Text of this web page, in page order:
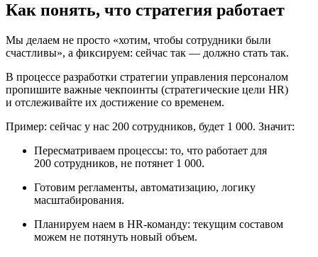
Как понять, что стратегия работает
Мы делаем не просто «хотим, чтобы сотрудники были
счастливы», а фиксируем: сейчас так — должно стать так.
В процессе разработки стратегии управления персоналом
пропишите важные чекпоинты (стратегические цели HR)
и отслеживайте их достижение со временем.
Пример: сейчас у нас 200 сотрудников, будет 1 000. Значит:
Пересматриваем процессы: то, что работает для
200 сотрудников, не потянет 1 000.
Готовим регламенты, автоматизацию, логику
масштабирования.
Планируем наем в HR‑команду: текущим составом
можем не потянуть новый объем.